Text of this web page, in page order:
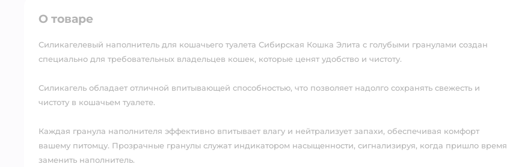
О товаре
Силикагелевый наполнитель для кошачьего туалета Сибирская Кошка Элита с голубыми гранулами создан
специально для требовательных владельцев кошек, которые ценят удобство и чистоту.
Силикагель обладает отличной впитывающей способностью, что позволяет надолго сохранять свежесть и
чистоту в кошачьем туалете. ⠀
Каждая гранула наполнителя эффективно впитывает влагу и нейтрализует запахи, обеспечивая комфорт
вашему питомцу. Прозрачные гранулы служат индикатором насыщенности, сигнализируя, когда пришло время
заменить наполнитель. ⠀⠀